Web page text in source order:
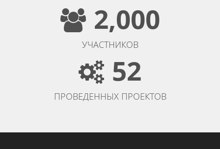
2,000
УЧАСТНИКОВ
52
ПРОВЕДЕННЫХ ПРОЕКТОВ